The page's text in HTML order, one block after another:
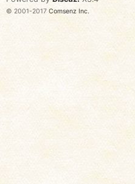
© 2001-2017 Comsenz Inc.